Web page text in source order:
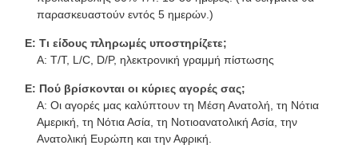
παρασκευαστούν εντός 5 ημερών.)
Ε: Τι είδους πληρωμές υποστηρίζετε;
Α: T/T, L/C, D/P, ηλεκτρονική γραμμή πίστωσης
Ε: Πού βρίσκονται οι κύριες αγορές σας;
Α: Οι αγορές μας καλύπτουν τη Μέση Ανατολή, τη Νότια
Αμερική, τη Νότια Ασία, τη Νοτιοανατολική Ασία, την
Ανατολική Ευρώπη και την Αφρική.